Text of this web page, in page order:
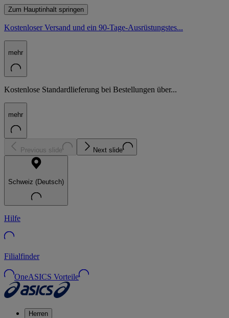
Zum Hauptinhalt springen
Kostenloser Versand und ein 90-Tage-Ausrüstungstes...
mehr
Kostenlose Standardlieferung bei Bestellungen über...
mehr
Previous slide Next slide
Schweiz (Deutsch)
Hilfe
Filialfinder
OneASICS Vorteile
Herren